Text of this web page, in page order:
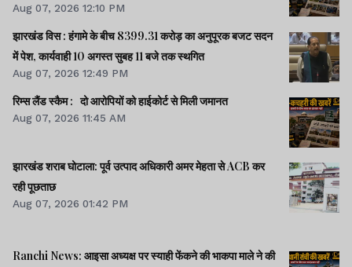
Aug 07, 2026 12:10 PM
झारखंड विस : हंगामे के बीच 8399.31 करोड़ का अनुपूरक बजट सदन
में पेश, कार्यवाही 10 अगस्त सुबह 11 बजे तक स्थगित
Aug 07, 2026 12:49 PM
रिम्स लैंड स्कैम : दो आरोपियों को हाईकोर्ट से मिली जमानत
Aug 07, 2026 11:45 AM
झारखंड शराब घोटाला: पूर्व उत्पाद अधिकारी अमर मेहता से ACB कर
रही पूछताछ
Aug 07, 2026 01:42 PM
Ranchi News: आइसा अध्यक्ष पर स्याही फेंकने की भाकपा माले ने की